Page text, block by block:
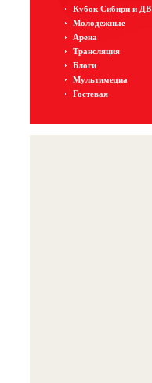
Кубок Сибири и ДВ
Молодежные
Арена
Трансляция
Блоги
Мультимедиа
Гостевая